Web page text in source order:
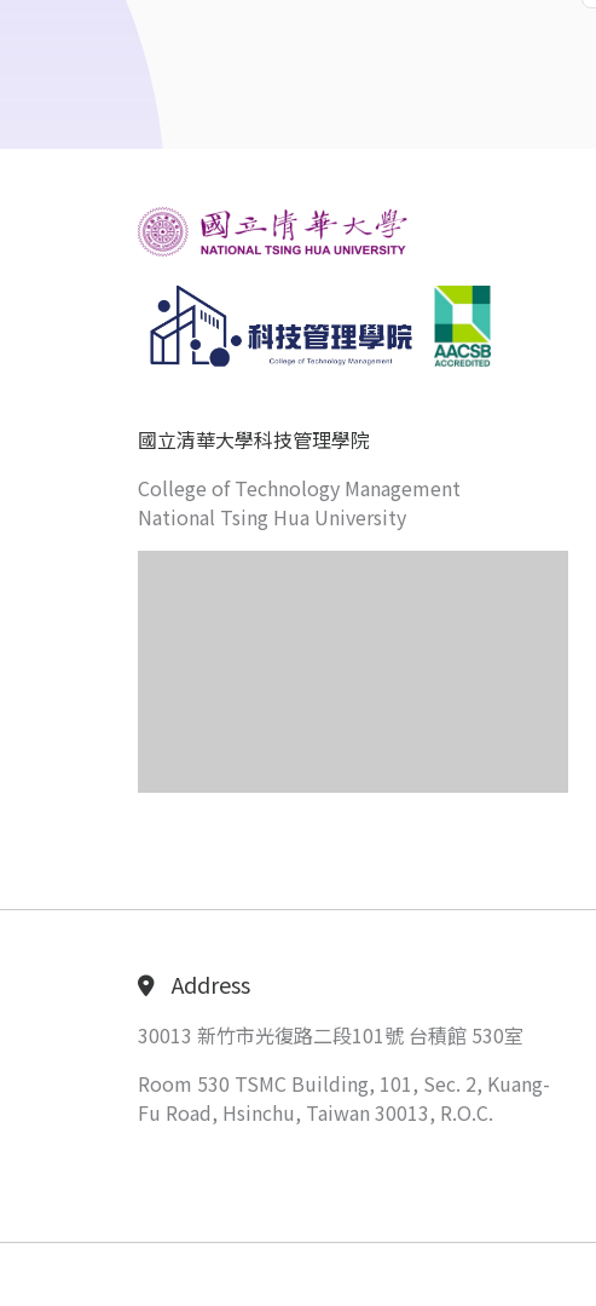
國立清華大學科技管理學院
College of Technology Management
National Tsing Hua University
Address
30013 新竹市光復路二段101號 台積館 530室
Room 530 TSMC Building, 101, Sec. 2, Kuang-
Fu Road, Hsinchu, Taiwan 30013, R.O.C.